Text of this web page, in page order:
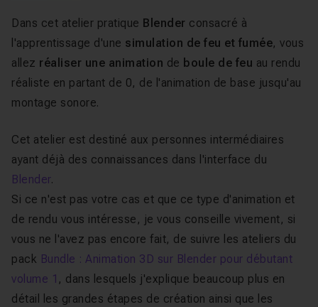
Dans cet atelier pratique Blender consacré à
l'apprentissage d'une simulation de feu et fumée, vous
allez réaliser une animation de boule de feu au rendu
réaliste en partant de 0, de l'animation de base jusqu'au
montage sonore.
Cet atelier est destiné aux personnes intermédiaires
ayant déjà des connaissances dans l'interface du
Blender.
Si ce n'est pas votre cas et que ce type d'animation et
de rendu vous intéresse, je vous conseille vivement, si
vous ne l'avez pas encore fait, de suivre les ateliers du
pack Bundle : Animation 3D sur Blender pour débutant
volume 1 , dans lesquels j'explique beaucoup plus en
détail les grandes étapes de création ainsi que les